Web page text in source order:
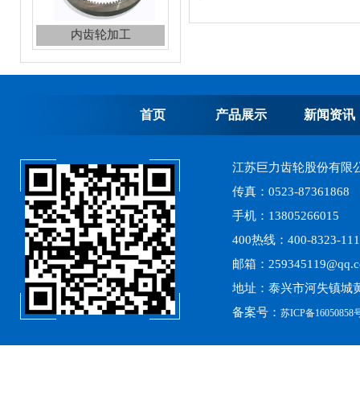
内齿轮加工
齿轮加工，加工齿轮
高精度齿轮加工
首页 产品展示 新闻资讯
江苏巨力齿轮股份有限
传真：0523-87361868
手机：13805266015
400热线：400-8323-111
邮箱：
地址：泰兴市河失镇城
备案号： 苏ICP备16050858